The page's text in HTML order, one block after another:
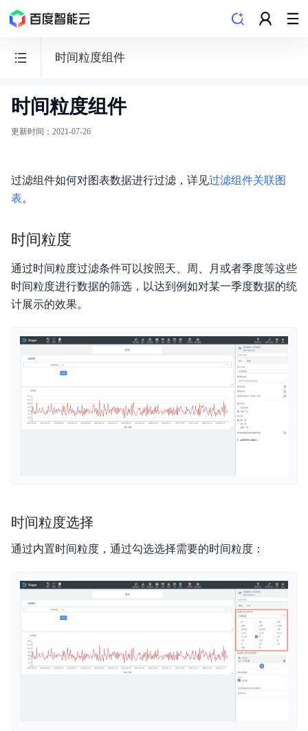
时间粒度组件
百
度
可
视
Sugar
BI
更新日志
产品介绍
产品定价
私有部署
视频专区
常见问题
联系我们
时间粒度组件
更新时间 ： 2021-07-26
过滤组件如何对图表数据进行过滤，详见过滤组件关联图
表。
时间粒度
通过时间粒度过滤条件可以按照天、周、月或者季度等这些
时间粒度进行数据的筛选，以达到例如对某一季度数据的统
计展示的效果。
时间粒度选择
通过内置时间粒度，通过勾选选择需要的时间粒度：